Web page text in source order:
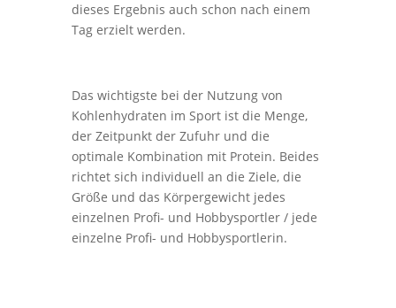
dieses Ergebnis auch schon nach einem
Tag erzielt werden.
Das wichtigste bei der Nutzung von
Kohlenhydraten im Sport ist die Menge,
der Zeitpunkt der Zufuhr und die
optimale Kombination mit Protein. Beides
richtet sich individuell an die Ziele, die
Größe und das Körpergewicht jedes
einzelnen Profi- und Hobbysportler / jede
einzelne Profi- und Hobbysportlerin.